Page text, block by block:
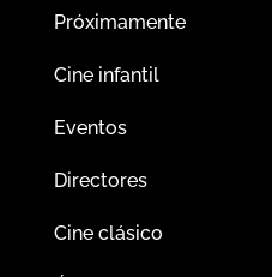
Próximamente
Cine infantil
Eventos
Directores
Cine clásico